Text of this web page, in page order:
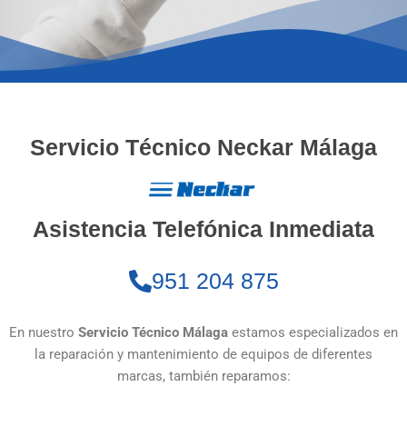
Servicio Técnico Neckar Málaga
Asistencia Telefónica Inmediata
951 204 875
En nuestro Servicio Técnico Málaga estamos especializados en
la reparación y mantenimiento de equipos de diferentes
marcas, también reparamos: